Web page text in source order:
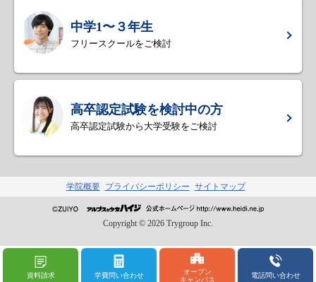
中学1〜３年生
フリースクールをご検討
高卒認定試験を検討中の方
高卒認定試験から大学受験をご検討
資料請求 学費問い合わせ
オープン
キャンパス
電話問い合わせ
学院概要 プライバシーポリシー サイトマップ
Copyright © 2026 Trygroup Inc.